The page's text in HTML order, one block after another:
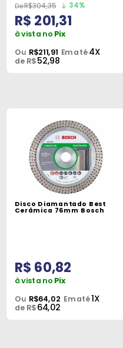
R$304,35 34%
R$ 201,31
à vista no Pix
Ou R$211,91 Em até4X
de R$52,98
Disco Diamantado Best
Cerâmica 76mm Bosch
R$ 60,82
à vista no Pix
Ou R$64,02 Em até1X
de R$64,02